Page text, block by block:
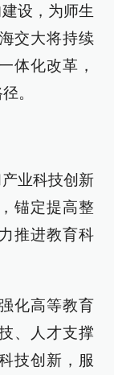
设，为师生
交大将持续
体化改革，
。
业科技创新
锚定提高整
推进教育科
化高等教育
、人才支撑
技创新，服